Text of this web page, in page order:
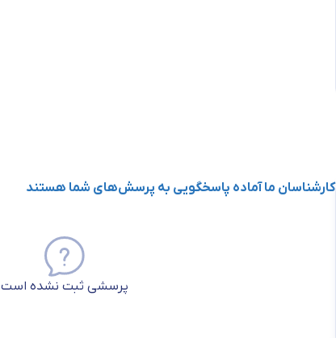
کارشناسان ما آماده پاسخگویی به پرسش‌های شما هستند
پرسشی ثبت نشده است